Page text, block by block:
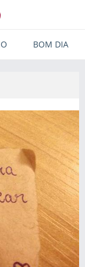
BOM DIA